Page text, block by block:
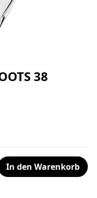
38
In den Warenkorb